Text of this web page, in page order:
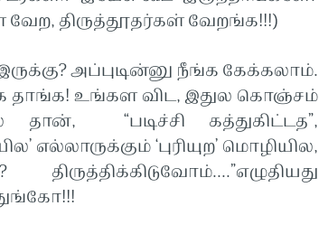
திருத்தூதர்கள் வேறங்க!!!)
அப்புடின்னு நீங்க கேக்கலாம்.
தாங்க! உங்கள விட, இதுல கொஞ்சம்
தான், “படிச்சி கத்துகிட்டத”,
எல்லாருக்கும் ‘புரியுற’ மொழியில,